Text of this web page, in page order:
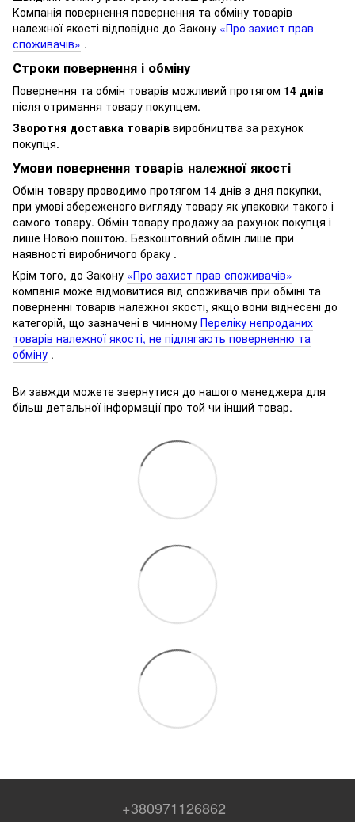
Компанія повернення повернення та обміну товарів
належної якості відповідно до Закону «Про захист прав
споживачів» .
Строки повернення і обміну
Повернення та обмін товарів можливий протягом 14 днів
після отримання товару покупцем.
Зворотня доставка товарів виробництва за рахунок
покупця.
Умови повернення товарів належної якості
Обмін товару проводимо протягом 14 днів з дня покупки,
при умові збереженого вигляду товару як упаковки такого і
самого товару. Обмін товару продажу за рахунок покупця і
лише Новою поштою. Безкоштовний обмін лише при
наявності виробничого браку .
Крім того, до Закону «Про захист прав споживачів»
компанія може відмовитися від споживачів при обміні та
поверненні товарів належної якості, якщо вони віднесені до
категорій, що зазначені в чинному Переліку непроданих
товарів належної якості, не підлягають поверненню та
обміну .
Ви завжди можете звернутися до нашого менеджера для
більш детальної інформації про той чи інший товар.
+380971126862